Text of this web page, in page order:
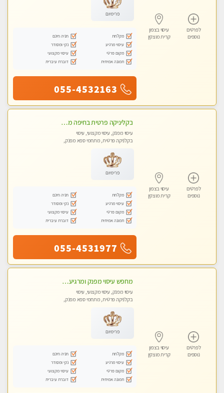
לפרטים
נוספים
עיסוי בצפון
קרית מוצקין
פרימיום
מקלחת
חניה חינם
עיסוי מרגיע
נקי ומסודר
מקום פרטי
עיסוי מקצועי
תמונה אמיתית
דוברת עיברית
055-4532163
לפרטים
נוספים
עיסוי בצפון
קרית מוצקין
בקליניקה פרטית בחיפה מומלץ לחלוטין! כל סוגי העיסויים מעסה מקצועית ואיכותית פרטי!!טל-0544840029
עיסוי מפנק, עיסוי מקצועי, עיסוי
בקלניקה פרטית, מתחמי ספא מפנק,
פרימיום
מקלחת
חניה חינם
עיסוי מרגיע
נקי ומסודר
מקום פרטי
עיסוי מקצועי
תמונה אמיתית
דוברת עיברית
055-4531977
לפרטים
נוספים
עיסוי בצפון
קרית מוצקין
מחפש עיסוי מפנק ומרגיע? בוא להכיר את הצוות המעסות החדשות שלנו. מקום מושלם !
עיסוי מפנק, עיסוי מקצועי, עיסוי
בקלניקה פרטית, מתחמי ספא מפנק,
פרימיום
מקלחת
חניה חינם
עיסוי מרגיע
נקי ומסודר
מקום פרטי
עיסוי מקצועי
תמונה אמיתית
דוברת עיברית